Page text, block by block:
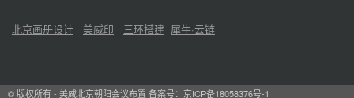
北京画册设计 美威印 三环搭建 犀牛·云链
© 版权所有 - 美威北京朝阳会议布置 备案号： 京ICP备18058376号-1